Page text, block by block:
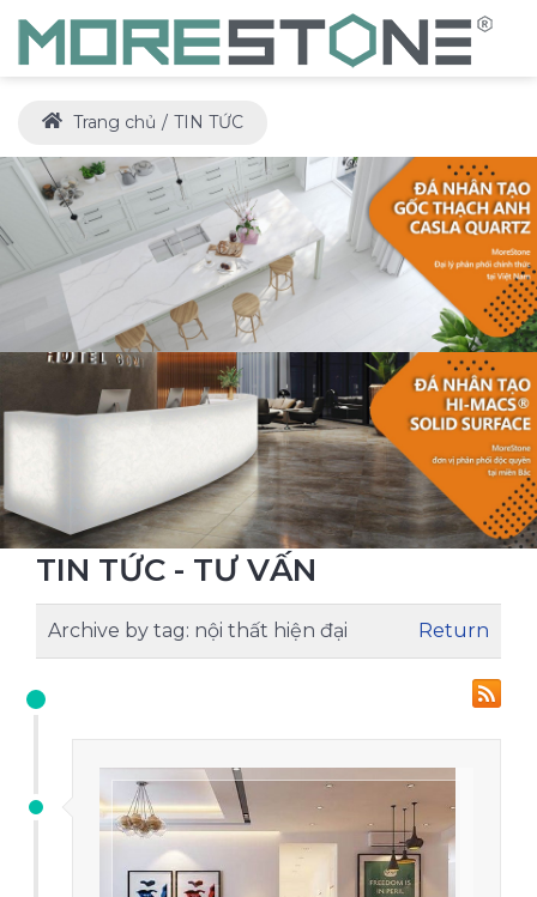
Trang chủ TIN TỨC
TIN TỨC - TƯ VẤN
Archive by tag: nội thất hiện đại Return